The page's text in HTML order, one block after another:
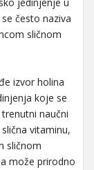
često naziva
sličnom
izvor holina
koje se
naučni
vitaminu,
sličnom
može prirodno